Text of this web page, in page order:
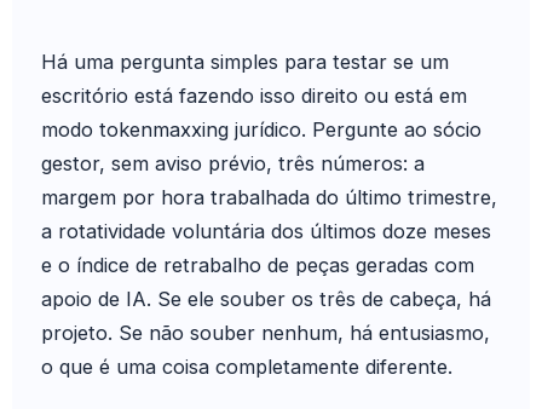
Há uma pergunta simples para testar se um
escritório está fazendo isso direito ou está em
modo tokenmaxxing jurídico. Pergunte ao sócio
gestor, sem aviso prévio, três números: a
margem por hora trabalhada do último trimestre,
a rotatividade voluntária dos últimos doze meses
e o índice de retrabalho de peças geradas com
apoio de IA. Se ele souber os três de cabeça, há
projeto. Se não souber nenhum, há entusiasmo,
o que é uma coisa completamente diferente.